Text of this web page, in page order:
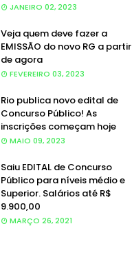
JANEIRO 02, 2023
Veja quem deve fazer a
EMISSÃO do novo RG a partir
de agora
FEVEREIRO 03, 2023
Rio publica novo edital de
Concurso Público! As
inscrições começam hoje
MAIO 09, 2023
Saiu EDITAL de Concurso
Público para níveis médio e
Superior. Salários até R$
9.900,00
MARÇO 26, 2021